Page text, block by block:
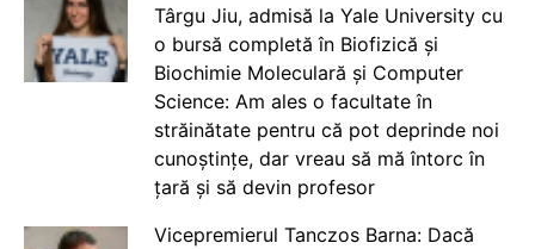
Târgu Jiu, admisă la Yale University cu
o bursă completă în Biofizică și
Biochimie Moleculară și Computer
Science: Am ales o facultate în
străinătate pentru că pot deprinde noi
cunoștințe, dar vreau să mă întorc în
țară și să devin profesor
Vicepremierul Tanczos Barna: Dacă